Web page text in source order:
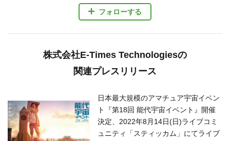
フォローする
株式会社E-Times Technologiesの
関連プレスリリース
日本最大規模のアマチュア宇宙イベン
ト『第18回 能代宇宙イベント』開催
決定、2022年8月14日(日)ライブコミ
ュニティ「スティッカム」にてライブ